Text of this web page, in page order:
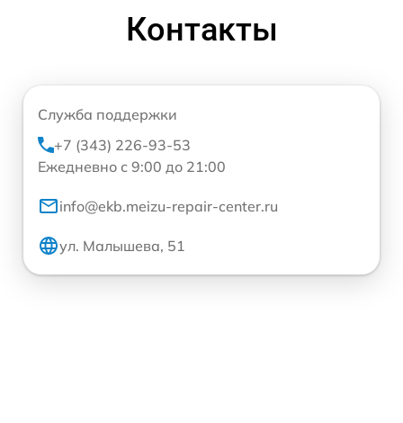
Контакты
Служба поддержки
+7 (343) 226-93-53
Ежедневно с 9:00 до 21:00
info@ekb.meizu-repair-center.ru
ул. Малышева, 51